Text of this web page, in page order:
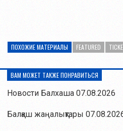
ПОХОЖИЕ МАТЕРИАЛЫ FEATURED
ВАМ МОЖЕТ ТАКЖЕ ПОНРАВИТЬСЯ
Новости Балхаша 07.08.2026
Балқаш жаңалықтары